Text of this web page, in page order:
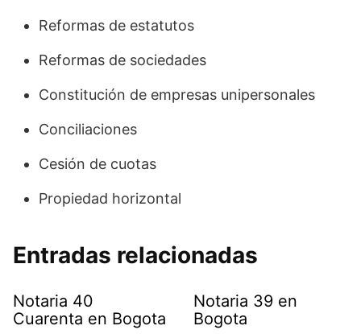
Reformas de estatutos
Reformas de sociedades
Constitución de empresas unipersonales
Conciliaciones
Cesión de cuotas
Propiedad horizontal
Entradas relacionadas
Notaria 40
Cuarenta en Bogota
Notaria 39 en
Bogota